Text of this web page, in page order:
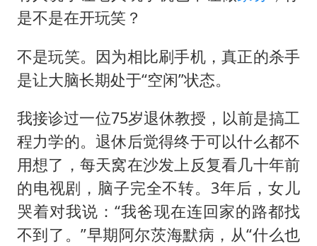
是不是在开玩笑？
不是玩笑。因为相比刷手机，真正的杀手
是让大脑长期处于“空闲”状态。
我接诊过一位75岁退休教授，以前是搞工
程力学的。退休后觉得终于可以什么都不
用想了，每天窝在沙发上反复看几十年前
的电视剧，脑子完全不转。3年后，女儿
哭着对我说：“我爸现在连回家的路都找
不到了。”早期阿尔茨海默病，从“什么也